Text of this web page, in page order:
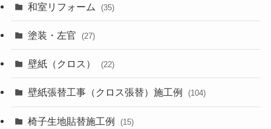
和室リフォーム (35)
塗装・左官 (27)
壁紙（クロス） (22)
壁紙張替工事（クロス張替）施工例 (104)
椅子生地貼替施工例 (15)